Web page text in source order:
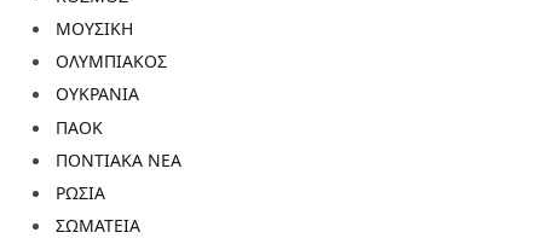
ΜΟΥΣΙΚΗ
ΟΛΥΜΠΙΑΚΟΣ
ΟΥΚΡΑΝΙΑ
ΠΑΟΚ
ΠΟΝΤΙΑΚΑ ΝΕΑ
ΡΩΣΙΑ
ΣΩΜΑΤΕΙΑ